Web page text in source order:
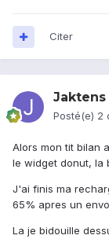
Citer
Jaktens
Posté(e) 2
Alors mon tit bilan
le widget donut, la
J'ai finis ma
65% apres un
La je bidouille